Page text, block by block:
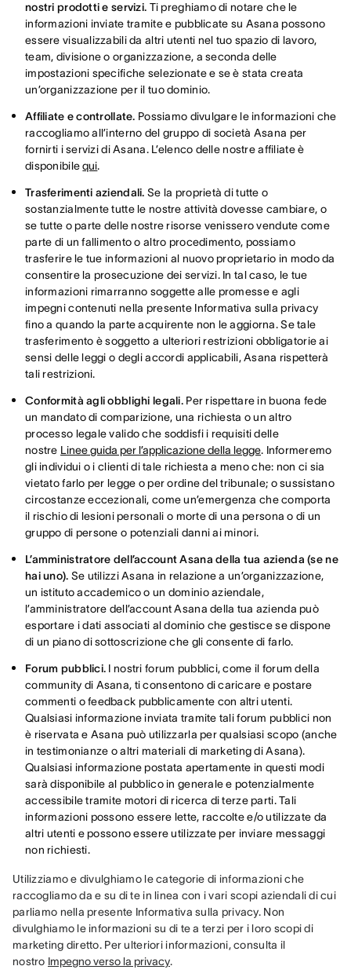
nostri prodotti e servizi. Ti preghiamo di notare che le
informazioni inviate tramite e pubblicate su Asana possono
essere visualizzabili da altri utenti nel tuo spazio di lavoro,
team, divisione o organizzazione, a seconda delle
impostazioni specifiche selezionate e se è stata creata
un’organizzazione per il tuo dominio.
Affiliate e controllate. Possiamo divulgare le informazioni che
raccogliamo all’interno del gruppo di società Asana per
fornirti i servizi di Asana. L’elenco delle nostre affiliate è
disponibilequi.
Trasferimenti aziendali. Se la proprietà di tutte o
sostanzialmente tutte le nostre attività dovesse cambiare, o
se tutte o parte delle nostre risorse venissero vendute come
parte di un fallimento o altro procedimento, possiamo
trasferire le tue informazioni al nuovo proprietario in modo da
consentire la prosecuzione dei servizi. In tal caso, le tue
informazioni rimarranno soggette alle promesse e agli
impegni contenuti nella presente Informativa sulla privacy
fino a quando la parte acquirente non le aggiorna. Se tale
trasferimento è soggetto a ulteriori restrizioni obbligatorie ai
sensi delle leggi o degli accordi applicabili, Asana rispetterà
tali restrizioni.
Conformità agli obblighi legali.Per rispettare in buona fede
un mandato di comparizione, una richiesta o un altro
processo legale valido che soddisfi i requisiti delle
nostre Linee guida per l’applicazione della legge. Informeremo
gli individui o i clienti di tale richiesta a meno che: non ci sia
vietato farlo per legge o per ordine del tribunale; o sussistano
circostanze eccezionali, come un’emergenza che comporta
il rischio di lesioni personali o morte di una persona o di un
gruppo di persone o potenziali danni ai minori.
L’amministratore dell’account Asana della tua azienda (se ne
hai uno). Se utilizzi Asana in relazione a un’organizzazione,
un istituto accademico o un dominio aziendale,
l’amministratore dell’account Asana della tua azienda può
esportare i dati associati al dominio che gestisce se dispone
di un piano di sottoscrizione che gli consente di farlo.
Forum pubblici. I nostri forum pubblici, come il forum della
community di Asana, ti consentono di caricare e postare
commenti o feedback pubblicamente con altri utenti.
Qualsiasi informazione inviata tramite tali forum pubblici non
è riservata e Asana può utilizzarla per qualsiasi scopo (anche
in testimonianze o altri materiali di marketing di Asana).
Qualsiasi informazione postata apertamente in questi modi
sarà disponibile al pubblico in generale e potenzialmente
accessibile tramite motori di ricerca di terze parti. Tali
informazioni possono essere lette, raccolte e/o utilizzate da
altri utenti e possono essere utilizzate per inviare messaggi
non richiesti.
Utilizziamo e divulghiamo le categorie di informazioni che
raccogliamo da e su di te in linea con i vari scopi aziendali di cui
parliamo nella presente Informativa sulla privacy. Non
divulghiamo le informazioni su di te a terzi per i loro scopi di
marketing diretto. Per ulteriori informazioni, consulta il
nostro Impegno verso la privacy.